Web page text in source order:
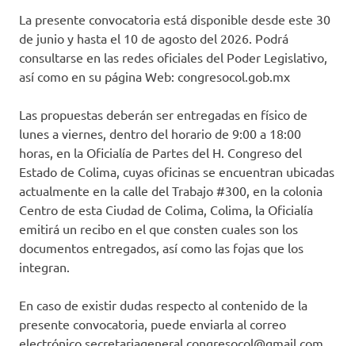
La presente convocatoria está disponible desde este 30
de junio y hasta el 10 de agosto del 2026. Podrá
consultarse en las redes oficiales del Poder Legislativo,
así como en su página Web: congresocol.gob.mx
Las propuestas deberán ser entregadas en físico de
lunes a viernes, dentro del horario de 9:00 a 18:00
horas, en la Oficialía de Partes del H. Congreso del
Estado de Colima, cuyas oficinas se encuentran ubicadas
actualmente en la calle del Trabajo #300, en la colonia
Centro de esta Ciudad de Colima, Colima, la Oficialía
emitirá un recibo en el que consten cuales son los
documentos entregados, así como las fojas que los
integran.
En caso de existir dudas respecto al contenido de la
presente convocatoria, puede enviarla al correo